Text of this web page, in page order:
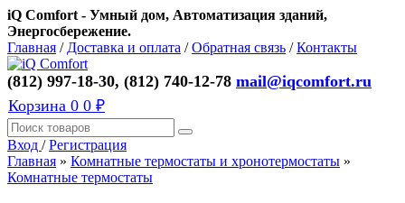
iQ Comfort - Умный дом, Автоматизация зданий,
Энергосбережение.
Главная / Доставка и оплата /Обратная связь /Контакты
(812) 997-18-30, (812) 740-12-78 mail@iqcomfort.ru
Корзина 0 0 ₽
Вход /Регистрация
Главная » Комнатные термостаты и хронотермостаты »
Комнатные термостаты